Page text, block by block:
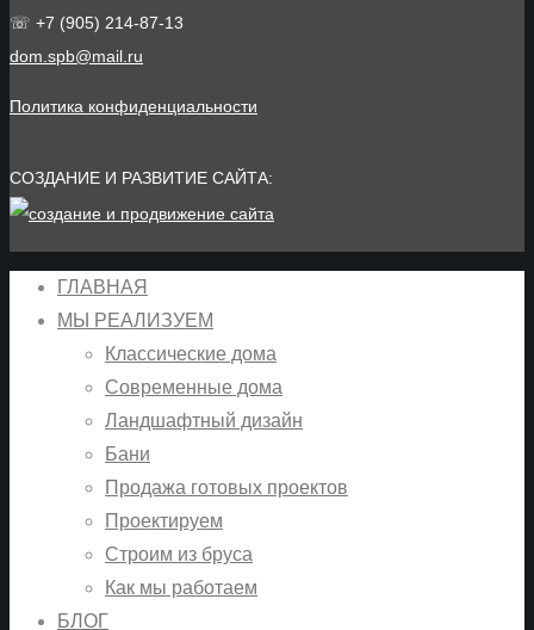
☏ +7 (905) 214-87-13
dom.spb@mail.ru
Политика конфиденциальности
СОЗДАНИЕ И РАЗВИТИЕ САЙТА:
ГЛАВНАЯ
МЫ РЕАЛИЗУЕМ
Классические дома
Современные дома
Ландшафтный дизайн
Бани
Продажа готовых проектов
Проектируем
Строим из бруса
Как мы работаем
БЛОГ